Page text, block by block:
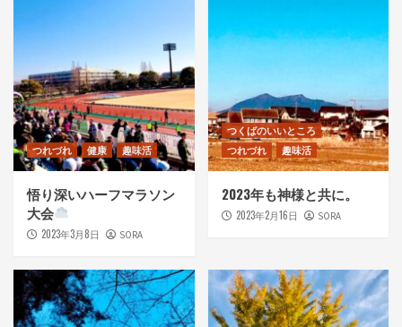
つれづれ 健康 趣味活
悟り深いハーフマラソン
大会
2023年3月8日 SORA
つくばのいいところ
つれづれ
趣味活
2023年も神様と共に。
2023年2月16日 SORA